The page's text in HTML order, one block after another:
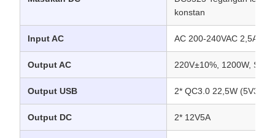
konstan
Input AC AC 200-240VAC 2,5A
Output AC 220V±10%, 1200W,
Output USB 2* QC3.0 22,5W (5V3A/
Output DC 2* 12V5A